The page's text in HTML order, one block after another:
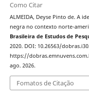
Como Citar
ALMEIDA, Deyse Pinto de. A
negra no contexto norte-
Brasileira de Estudos de
2020. DOI: 10.26563/
https://
ago. 2026.
Fomatos de Citação